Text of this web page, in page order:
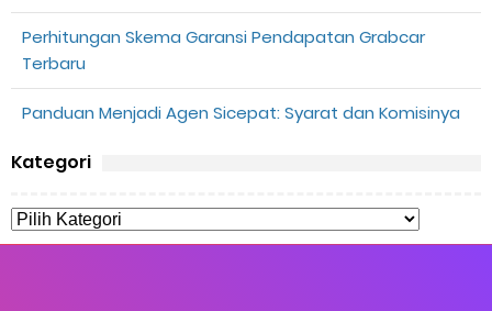
Perhitungan Skema Garansi Pendapatan Grabcar
Terbaru
Panduan Menjadi Agen Sicepat: Syarat dan Komisinya
Kategori